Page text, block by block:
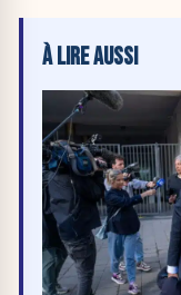
À LIRE AUSSI